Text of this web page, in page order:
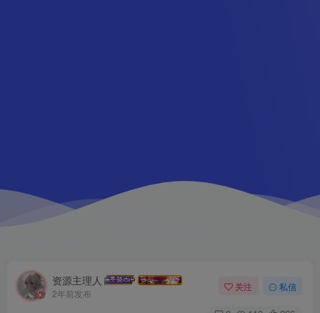
资源主理人
2年前发布
关注 私信